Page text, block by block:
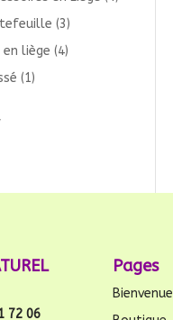
(3)
en liège (4)
(1)
72 06
Pages
Bienvenue